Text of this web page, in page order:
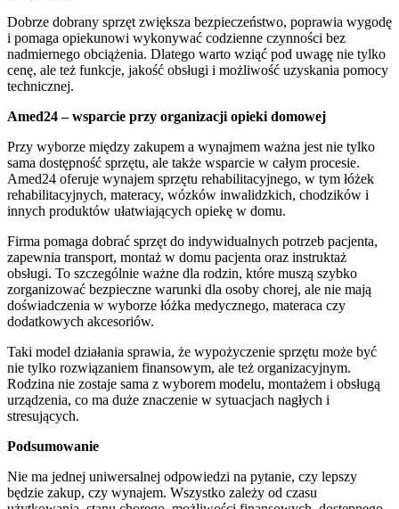
Dobrze dobrany sprzęt zwiększa bezpieczeństwo, poprawia wygodę
i pomaga opiekunowi wykonywać codzienne czynności bez
nadmiernego obciążenia. Dlatego warto wziąć pod uwagę nie tylko
cenę, ale też funkcje, jakość obsługi i możliwość uzyskania pomocy
technicznej.
Amed24 – wsparcie przy organizacji opieki domowej
Przy wyborze między zakupem a wynajmem ważna jest nie tylko
sama dostępność sprzętu, ale także wsparcie w całym procesie.
Amed24 oferuje wynajem sprzętu rehabilitacyjnego, w tym łóżek
rehabilitacyjnych, materacy, wózków inwalidzkich, chodzików i
innych produktów ułatwiających opiekę w domu.
Firma pomaga dobrać sprzęt do indywidualnych potrzeb pacjenta,
zapewnia transport, montaż w domu pacjenta oraz instruktaż
obsługi. To szczególnie ważne dla rodzin, które muszą szybko
zorganizować bezpieczne warunki dla osoby chorej, ale nie mają
doświadczenia w wyborze łóżka medycznego, materaca czy
dodatkowych akcesoriów.
Taki model działania sprawia, że wypożyczenie sprzętu może być
nie tylko rozwiązaniem finansowym, ale też organizacyjnym.
Rodzina nie zostaje sama z wyborem modelu, montażem i obsługą
urządzenia, co ma duże znaczenie w sytuacjach nagłych i
stresujących.
Podsumowanie
Nie ma jednej uniwersalnej odpowiedzi na pytanie, czy lepszy
będzie zakup, czy wynajem. Wszystko zależy od czasu